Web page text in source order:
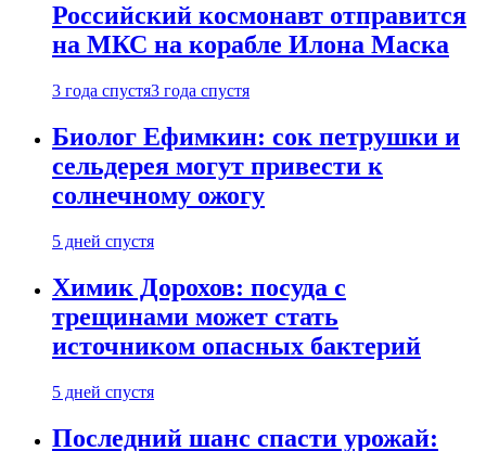
Российский космонавт отправится
на МКС на корабле Илона Маска
3 года спустя3 года спустя
Биолог Ефимкин: сок петрушки и
сельдерея могут привести к
солнечному ожогу
5 дней спустя
Химик Дорохов: посуда с
трещинами может стать
источником опасных бактерий
5 дней спустя
Последний шанс спасти урожай: